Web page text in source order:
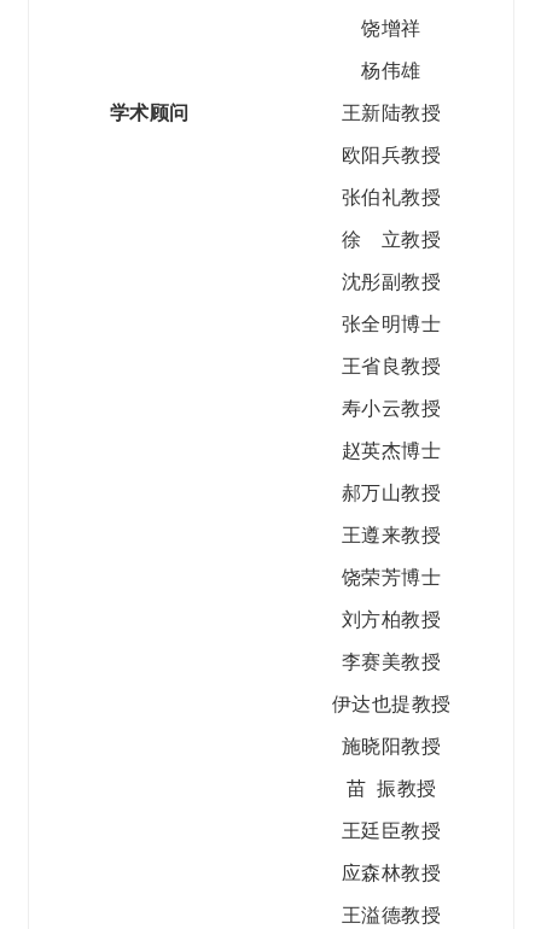
饶增祥
杨伟雄
学术顾问
王新陆教授
欧阳兵教授
张伯礼教授
徐 立教授
沈彤副教授
张全明博士
王省良教授
寿小云教授
赵英杰博士
郝万山教授
王遵来教授
饶荣芳博士
刘方柏教授
李赛美教授
伊达也提教授
施晓阳教授
苗 振教授
王廷臣教授
应森林教授
王溢德教授